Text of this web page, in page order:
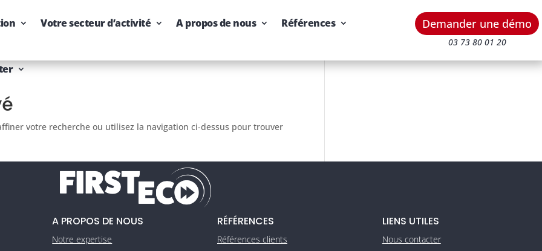
Votre secteur d’activité A propos de nous Références Demander une démo
03 73 80 01 20
votre recherche ou utilisez la navigation ci-dessus pour trouver
A PROPOS DE NOUS
Notre expertise
RÉFÉRENCES
Références clients
LIENS UTILES
Nous contacter